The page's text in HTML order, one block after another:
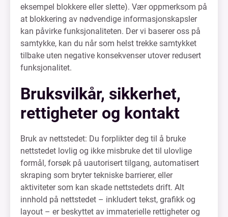
eksempel blokkere eller slette). Vær oppmerksom på
at blokkering av nødvendige informasjonskapsler
kan påvirke funksjonaliteten. Der vi baserer oss på
samtykke, kan du når som helst trekke samtykket
tilbake uten negative konsekvenser utover redusert
funksjonalitet.
Bruksvilkår, sikkerhet,
rettigheter og kontakt
Bruk av nettstedet: Du forplikter deg til å bruke
nettstedet lovlig og ikke misbruke det til ulovlige
formål, forsøk på uautorisert tilgang, automatisert
skraping som bryter tekniske barrierer, eller
aktiviteter som kan skade nettstedets drift. Alt
innhold på nettstedet – inkludert tekst, grafikk og
layout – er beskyttet av immaterielle rettigheter og